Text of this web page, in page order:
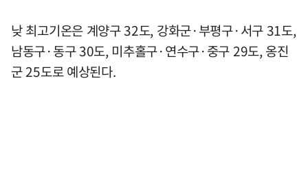
낮 최고기온은 계양구 32도, 강화군·부평구·서구 31도,
남동구·동구 30도, 미추홀구·연수구·중구 29도, 옹진
군 25도로 예상된다.